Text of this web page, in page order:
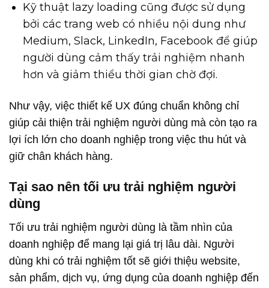
Kỹ thuật lazy loading cũng được sử dụng
bởi các trang web có nhiều nội dung như
Medium, Slack, LinkedIn, Facebook để giúp
người dùng cảm thấy trải nghiệm nhanh
hơn và giảm thiểu thời gian chờ đợi.
Như vậy, việc thiết kế UX đúng chuẩn không chỉ
giúp cải thiện trải nghiệm người dùng mà còn tạo ra
lợi ích lớn cho doanh nghiệp trong việc thu hút và
giữ chân khách hàng.
Tại sao nên tối ưu trải nghiệm người
dùng
Tối ưu trải nghiệm người dùng là tầm nhìn của
doanh nghiệp để mang lại giá trị lâu dài. Người
dùng khi có trải nghiệm tốt sẽ giới thiệu website,
sản phẩm, dịch vụ, ứng dụng của doanh nghiệp đến